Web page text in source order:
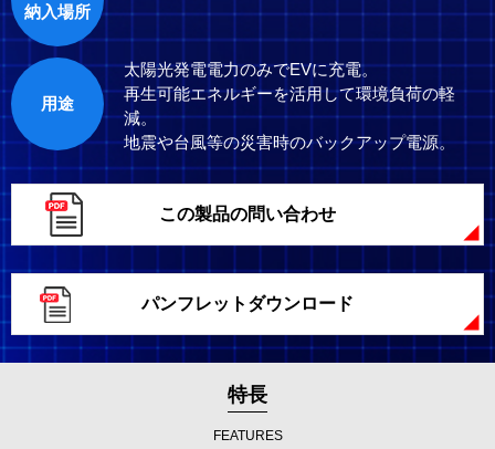
納入場所
用途
太陽光発電電力のみでEVに充電。
再生可能エネルギーを活用して環境負荷の軽
減。
地震や台風等の災害時のバックアップ電源。
この製品の問い合わせ
パンフレットダウンロード
特長
FEATURES